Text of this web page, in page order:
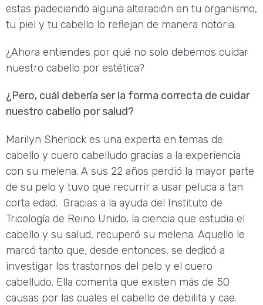
estas padeciendo alguna alteración en tu organismo,
tu piel y tu cabello lo reflejan de manera notoria.
¿Ahora entiendes por qué no solo debemos cuidar
nuestro cabello por estética?
¿Pero, cuál debería ser la forma correcta de cuidar
nuestro cabello por salud?
Marilyn Sherlock es una experta en temas de
cabello y cuero cabelludo gracias a la experiencia
con su melena. A sus 22 años perdió la mayor parte
de su pelo y tuvo que recurrir a usar peluca a tan
corta edad. Gracias a la ayuda del Instituto de
Tricología de Reino Unido, la ciencia que estudia el
cabello y su salud, recuperó su melena. Aquello le
marcó tanto que, desde entonces, se dedicó a
investigar los trastornos del pelo y el cuero
cabelludo. Ella comenta que existen más de 50
causas por las cuales el cabello de debilita y cae.